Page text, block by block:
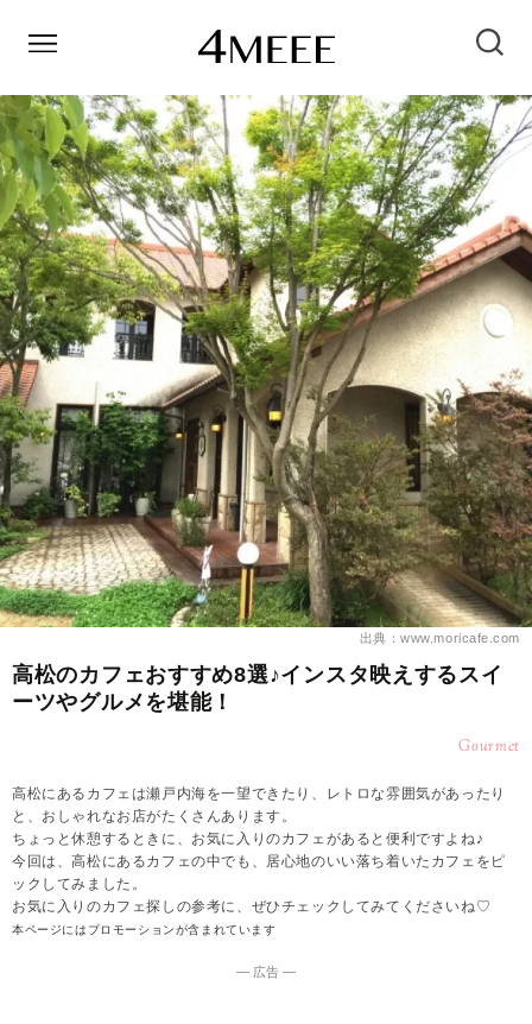
出典：www.moricafe.com
高松のカフェおすすめ8選♪インスタ映えするスイ
ーツやグルメを堪能！
Gourmet
高松にあるカフェは瀬戸内海を一望できたり、レトロな雰囲気があったり
と、おしゃれなお店がたくさんあります。
ちょっと休憩するときに、お気に入りのカフェがあると便利ですよね♪
今回は、高松にあるカフェの中でも、居心地のいい落ち着いたカフェをピ
ックしてみました。
お気に入りのカフェ探しの参考に、ぜひチェックしてみてくださいね♡
本ページにはプロモーションが含まれています
― 広告 ―